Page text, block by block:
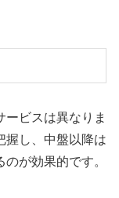
ビスは異なりま
握し、中盤以降は
が効果的です。